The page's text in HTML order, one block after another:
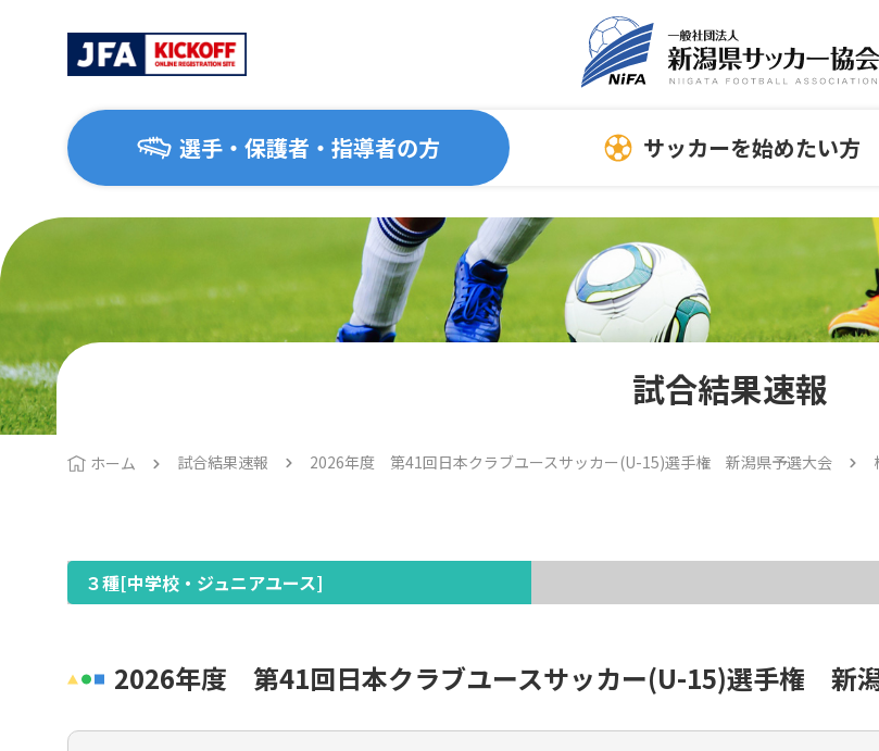
選手・保護者・指導者の方
大会・イベント
1種（一般・大学）
4種（小学生）
シニア（35歳以上）
イベント・フェスティバル
指導者向け情報
指導者
メディカル情報
サッカーを始めたい方
はじめてのサッカー サッカー
種別・選手登録とは
新潟県出身のJリーガー・
プロ選手
協会概要 委員会
地区協会
スポンサーについて
試合結果速報
ホーム 試合結果速報 2026年度 第41回日本クラブユースサッカー(U-15)選手権 新潟県予選大会
３種[中学校・ジュニアユース]
2026年度 第41回日本クラブユースサッカー(U-15)選手権 新